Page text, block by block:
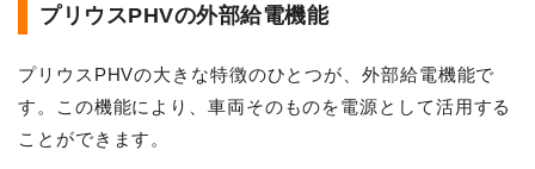
プリウスPHVの外部給電機能
プリウスPHVの大きな特徴のひとつが、外部給電機能で
す。この機能により、車両そのものを電源として活用する
ことができます。